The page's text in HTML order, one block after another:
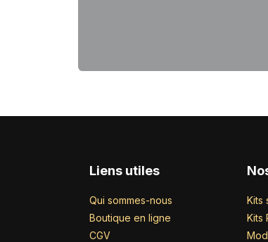
Liens utiles
Qui sommes-nous
Boutique en ligne
CGV
Kits
Kits